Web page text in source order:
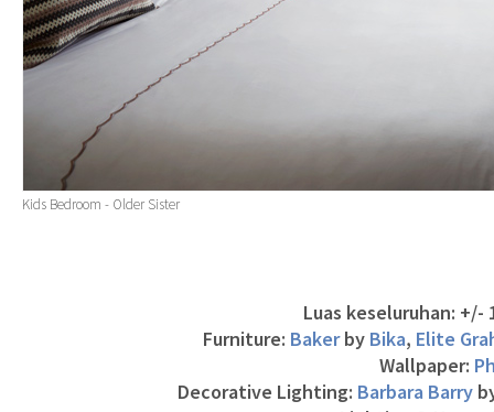
Kids Bedroom - Older Sister
Luas keseluruhan:
Furniture: Bakerby Bika, Elite
Wallpaper:
Decorative Lighting: Barbara Barry